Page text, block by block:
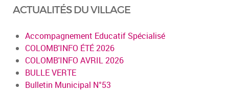
ACTUALITÉS DU VILLAGE
Accompagnement Educatif Spécialisé
COLOMB'INFO ÉTÉ 2026
COLOMB'INFO AVRIL 2026
BULLE VERTE
Bulletin Municipal N°53